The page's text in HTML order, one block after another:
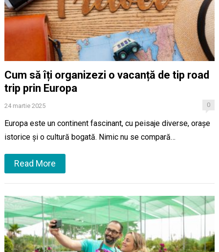
Cum să îți organizezi o vacanță de tip road
trip prin Europa
24 martie 2025 0
Europa este un continent fascinant, cu peisaje diverse, orașe
istorice și o cultură bogată. Nimic nu se compară…
Read More